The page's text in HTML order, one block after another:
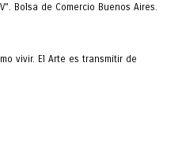
Bolsa de Comercio Buenos Aires.
vivir. El Arte es transmitir de